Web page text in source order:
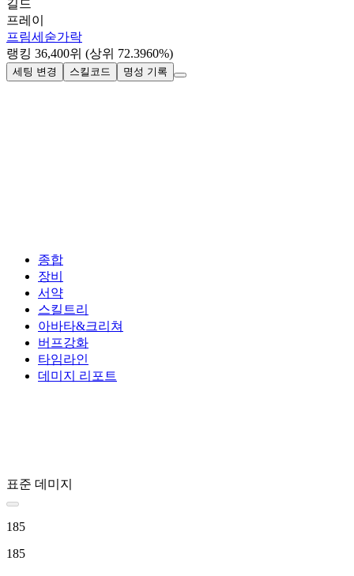
길드
프레이
프림세숟가락
랭킹 36,400위 (상위 72.3960%)
세팅 변경 스킬코드 명성 기록
종합
장비
서약
스킬트리
아바타&크리쳐
버프강화
타임라인
데미지 리포트
표준 데미지
185
185